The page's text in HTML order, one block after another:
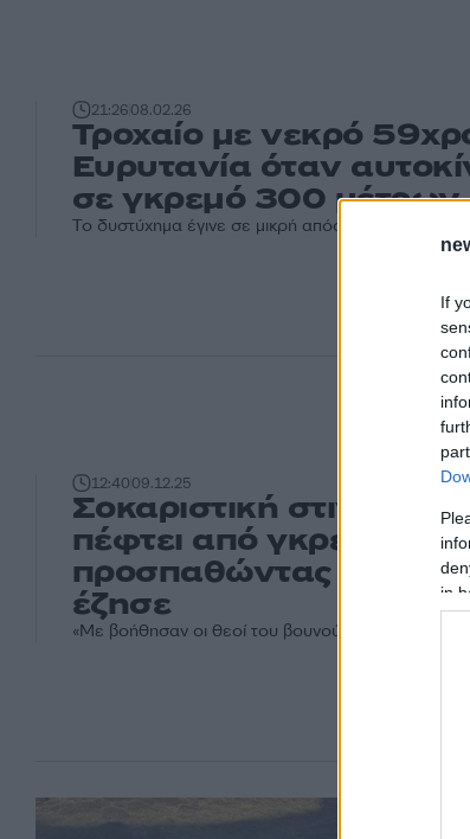
If
in
21:2608.02.26
Τροχαίο με νεκρό
Ευρυτανία όταν
σε γκρεμό 300 μέτρων
Το δυστύχημα έγινε σε μικρή απόσταση από την
12:4009.12.25
Σοκαριστική στιγμή:
πέφτει από γκρεμό 40
προσπαθώντας να
έζησε
«Με βοήθησαν οι θεοί του βουνού» έγραψε στα